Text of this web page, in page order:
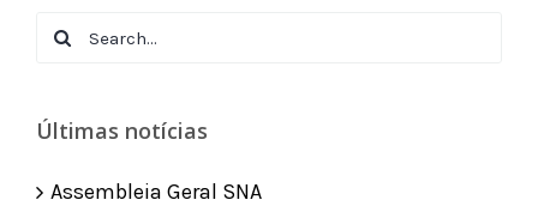
Search
Últimas notícias
Assembleia Geral SNA